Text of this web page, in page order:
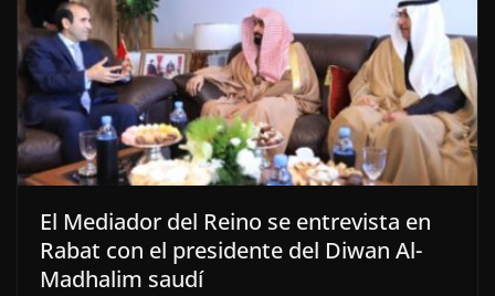
El Mediador del Reino se entrevista en
Rabat con el presidente del Diwan Al-
Madhalim saudí